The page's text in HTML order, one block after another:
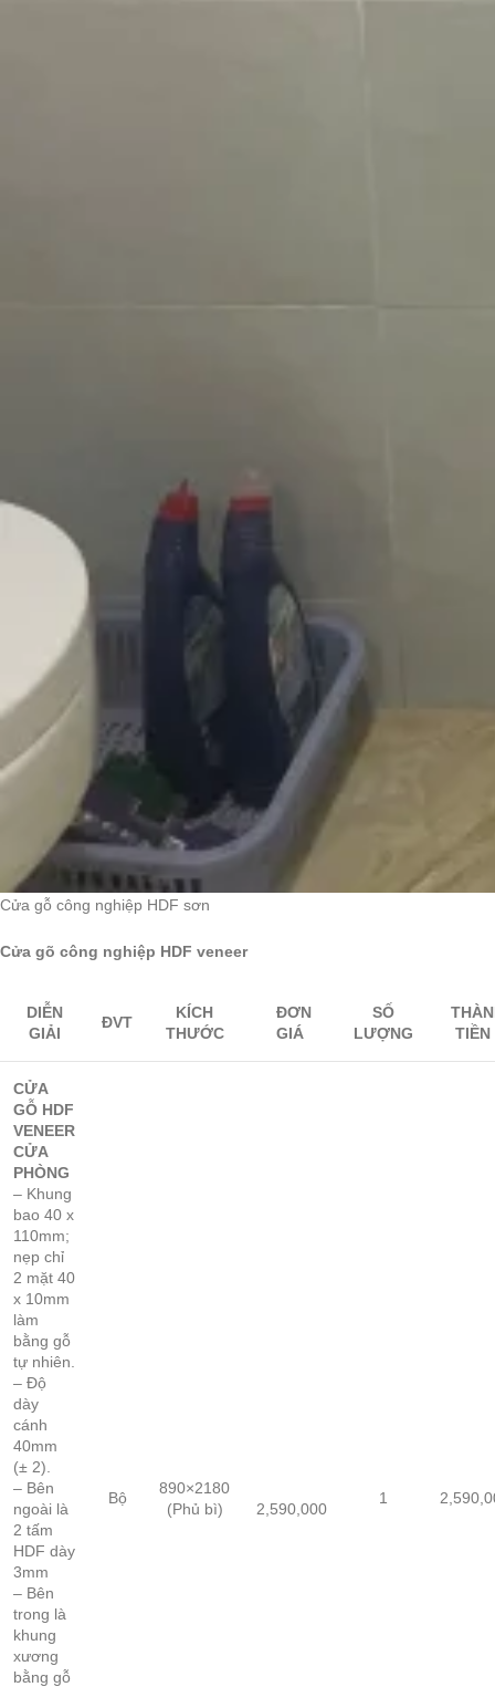
Cửa gỗ công nghiệp HDF sơn
Cửa gõ công nghiệp HDF veneer
DIỄN
GIẢI
ĐVT
KÍCH
THƯỚC
ĐƠN
GIÁ
SỐ
LƯỢNG
TIỀN
CỬA
GỖ HDF
VENEER
CỬA
PHÒNG
– Khung
bao 40 x
110mm;
nẹp chỉ
2 mặt 40
x 10mm
làm
bằng gỗ
tự nhiên.
– Độ
dày
cánh
40mm
(± 2).
– Bên
ngoài là
2 tấm
HDF dày
3mm
– Bên
trong là
khung
xương
bằng gỗ
Bộ
890×2180
(Phủ bì)
2,590,000
1